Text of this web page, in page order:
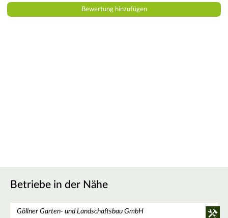
Betriebe in der Nähe
Göllner Garten- und Landschaftsbau GmbH